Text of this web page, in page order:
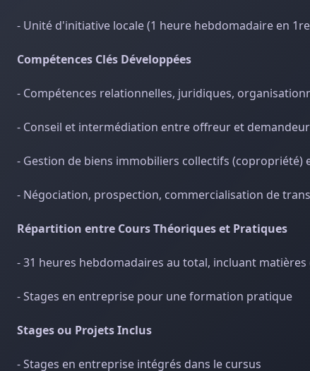
- Unité d'initiative locale (1 heure hebdomadaire en
Compétences Clés Développées
- Compétences relationnelles, juridiques,
- Conseil et intermédiation entre offreur et
- Gestion de biens immobiliers collectifs (copropriété)
- Négociation, prospection, commercialisation de
Répartition entre Cours Théoriques et Pratiques
- 31 heures hebdomadaires au total, incluant
- Stages en entreprise pour une formation pratique
Stages ou Projets Inclus
- Stages en entreprise intégrés dans le cursus